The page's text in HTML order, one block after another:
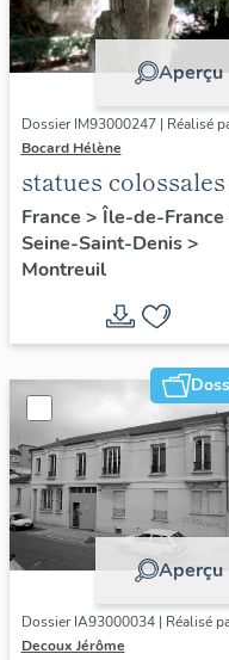
Aperçu
Dossier IM93000247 | Réalisé
Bocard Hélène
statues colossales
discobole, le
tennisman
France > Île-de-France
Seine-Saint-Denis>
Montreuil
Aperçu
Dossier IA93000034 | Réalisé
Decoux Jérôme